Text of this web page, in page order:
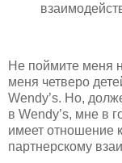
Не поймите меня
меня четверо
Wendy’s. Но,
в Wendy’s, мне в
имеет отношение
партнерскому